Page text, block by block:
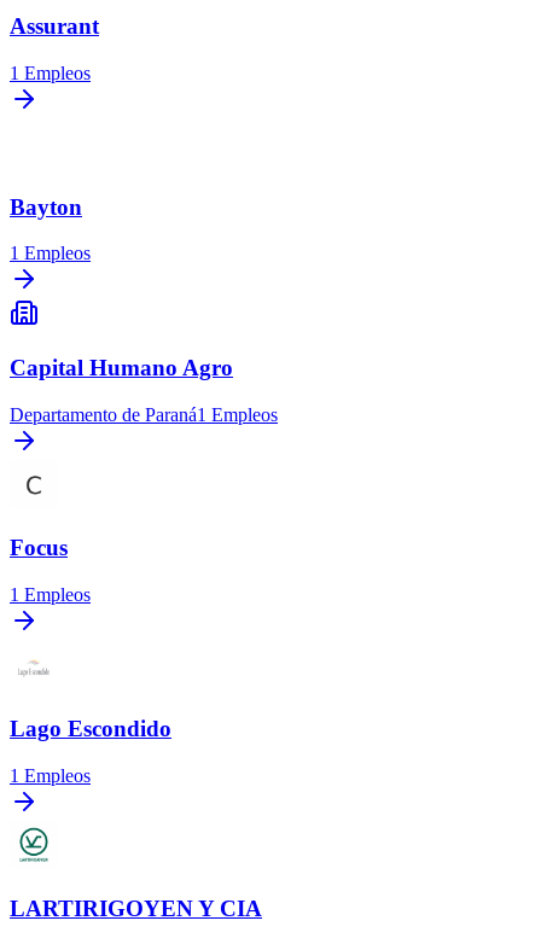
Assurant
1 Empleos
Bayton
1 Empleos
Capital Humano Agro
Departamento de Paraná1 Empleos
Focus
1 Empleos
Lago Escondido
1 Empleos
LARTIRIGOYEN Y CIA